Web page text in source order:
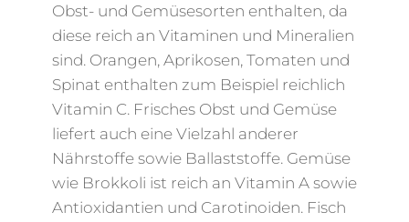
Obst- und Gemüsesorten enthalten, da
diese reich an Vitaminen und Mineralien
sind. Orangen, Aprikosen, Tomaten und
Spinat enthalten zum Beispiel reichlich
Vitamin C. Frisches Obst und Gemüse
liefert auch eine Vielzahl anderer
Nährstoffe sowie Ballaststoffe. Gemüse
wie Brokkoli ist reich an Vitamin A sowie
Antioxidantien und Carotinoiden. Fisch